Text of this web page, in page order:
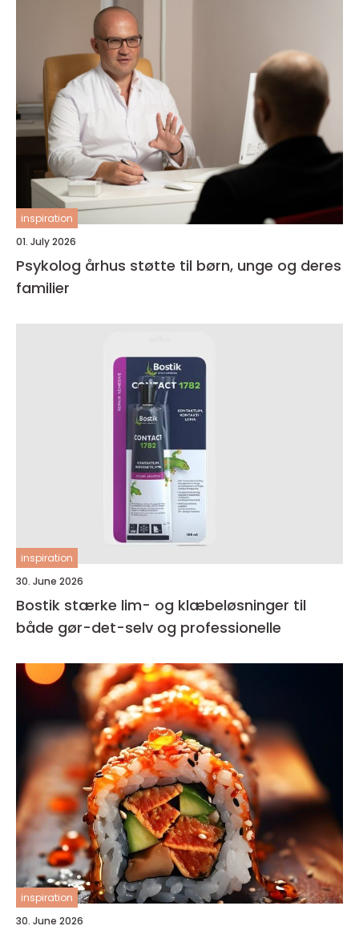
inspiration
01. July 2026
Psykolog århus støtte til børn, unge og deres
familier
inspiration
30. June 2026
Bostik stærke lim- og klæbeløsninger til
både gør-det-selv og professionelle
inspiration
30. June 2026